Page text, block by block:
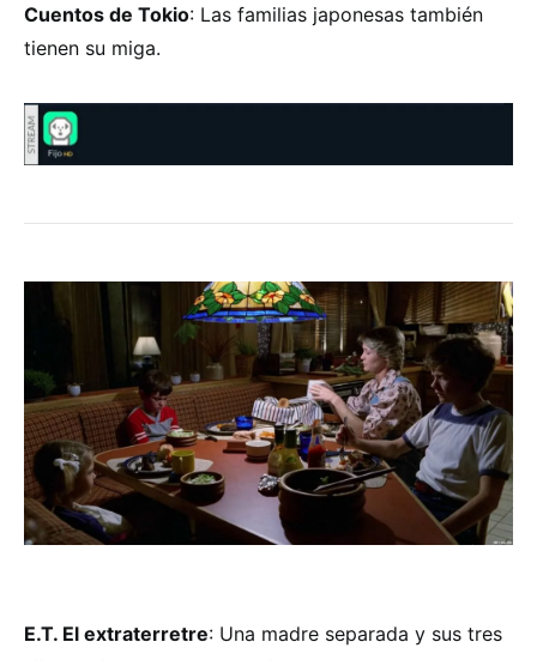
Cuentos de Tokio: Las familias japonesas también
tienen su miga.
E.T. El extraterretre: Una madre separada y sus tres